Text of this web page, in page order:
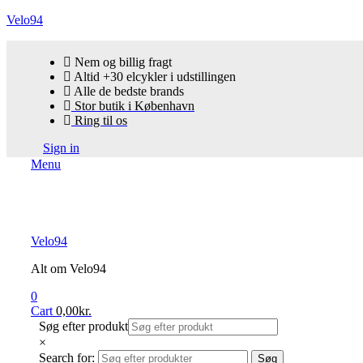
Velo94
Nem og billig fragt
Altid +30 elcykler i udstillingen
Alle de bedste brands
Stor butik i København
Ring til os
Sign in
Menu
Velo94
Alt om Velo94
0
Cart 0,00kr.
Søg efter produkt
×
Search for:
Søg